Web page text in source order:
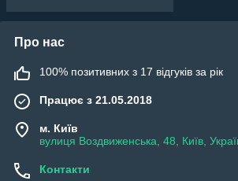
Про нас
100% позитивних з 17 відгуків за рік
Працює з 21.05.2018
м. Київ
вулиця Воздвиженська, 48, Київ,
Контакти